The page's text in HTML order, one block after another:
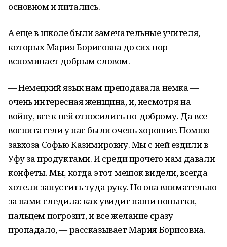
основном и питались.
А еще в школе были замечательные учителя,
которых Мария Борисовна до сих пор
вспоминает добрым словом.
— Немецкий язык нам преподавала немка —
очень интересная женщина, и, несмотря на
войну, все к ней относились по-доброму. Да все
воспитатели у нас были очень хорошие. Помню
завхоза Софью Казимировну. Мы с ней ездили в
Уфу за продуктами. И среди прочего нам давали
конфеты. Мы, когда этот мешок видели, всегда
хотели запустить туда руку. Но она внимательно
за нами следила: как увидит наши попытки,
пальцем погрозит, и все желание сразу
пропадало, — рассказывает Мария Борисовна.